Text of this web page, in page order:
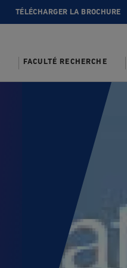
TÉLÉCHARGER LA BROCHURE
FACULTÉ RECHERCHE